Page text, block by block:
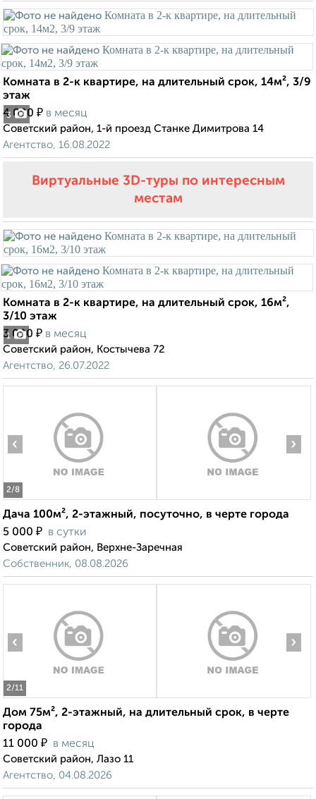
3
Комната в 2-к квартире, на длительный срок, 14м², 3/9
этаж
4 000 ₽ в месяц
Советский район, 1-й проезд Станке Димитрова 14
Агентство, 16.08.2022
Виртуальные 3D-туры по интересным
местам
1
Комната в 2-к квартире, на длительный срок, 16м²,
3/10 этаж
3 000 ₽ в месяц
Советский район, Костычева 72
Агентство, 26.07.2022
2/8
‹ ›
Дача 100м², 2-этажный, посуточно, в черте города
5 000 ₽ в сутки
Советский район, Верхне-Заречная
Собственник, 08.08.2026
2/11
‹ ›
Дом 75м², 2-этажный, на длительный срок, в черте
города
11 000 ₽ в месяц
Советский район, Лазо 11
Агентство, 04.08.2026